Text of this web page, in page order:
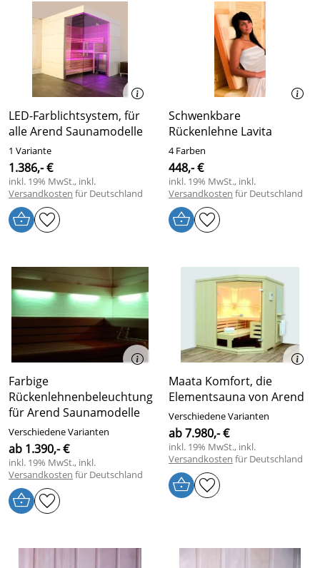
LED-Farblichtsystem, für
alle Arend Saunamodelle
1 Variante
1.386,- €
inkl. 19% MwSt., inkl.
Versandkosten für Deutschland
Schwenkbare
Rückenlehne Lavita
4 Farben
448,- €
inkl. 19% MwSt., inkl.
Versandkosten für Deutschland
Farbige
Rückenlehnenbeleuchtung
für Arend Saunamodelle
Verschiedene Varianten
ab 1.390,- €
inkl. 19% MwSt., inkl.
Versandkosten für Deutschland
Maata Komfort, die
Elementsauna von Arend
Verschiedene Varianten
ab 7.980,- €
inkl. 19% MwSt., inkl.
Versandkosten für Deutschland